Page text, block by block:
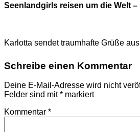
Seenlandgirls reisen um die Welt
Karlotta sendet traumhafte Grüße
Schreibe einen Kommentar
Deine E-Mail-Adresse wird nicht
Felder sind mit* markiert
Kommentar *